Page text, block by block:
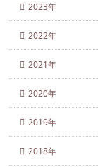
2023年
2022年
2021年
2020年
2019年
2018年